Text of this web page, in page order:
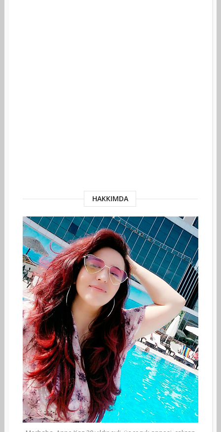
HAKKIMDA